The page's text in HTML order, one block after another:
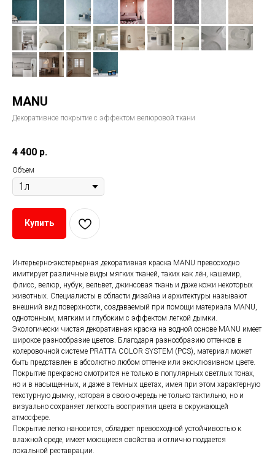
MANU
Декоративное покрытие с эффектом велюровой ткани
4 400 р.
Объем
Купить
Интерьерно-экстерьерная декоративная краска MANU превосходно
имитирует различные виды мягких тканей, таких как лён, кашемир,
флисс, велюр, нубук, вельвет, джинсовая ткань и даже кожи некоторых
животных. Специалисты в области дизайна и архитектуры называют
внешний вид поверхности, создаваемый при помощи материала MANU,
однотонным, мягким и глубоким с эффектом легкой дымки.
Экологически чистая декоративная краска на водной основе MANU имеет
широкое разнообразие цветов. Благодаря разнообразию оттенков в
колеровочной системе PRATTA COLOR SYSTEM (PCS), материал может
быть представлен в абсолютно любом оттенке или эксклюзивном цвете.
Покрытие прекрасно смотрится не только в популярных светлых тонах,
но и в насыщенных, и даже в темных цветах, имея при этом характерную
текстурную дымку, которая в свою очередь не только тактильно, но и
визуально сохраняет легкость восприятия цвета в окружающей
атмосфере.
Покрытие легко наносится, обладает превосходной устойчивостью к
влажной среде, имеет моющиеся свойства и отлично поддается
локальной реставрации.